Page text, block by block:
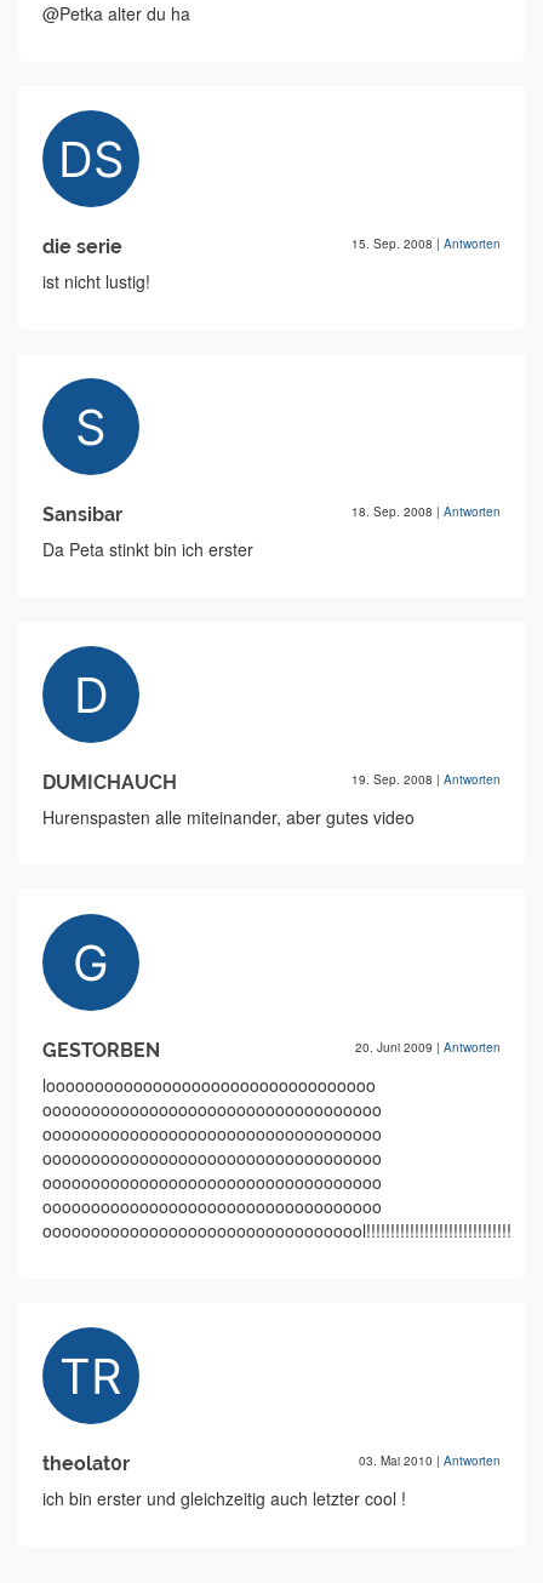
@Petka alter du ha
die serie 15. Sep. 2008 | Antworten
ist nicht lustig!
Sansibar 18. Sep. 2008 | Antworten
Da Peta stinkt bin ich erster
DUMICHAUCH 19. Sep. 2008 | Antworten
Hurenspasten alle miteinander, aber gutes video
GESTORBEN 20. Juni 2009 | Antworten
loooooooooooooooooooooooooooooooooo
ooooooooooooooooooooooooooooooooooo
ooooooooooooooooooooooooooooooooooo
ooooooooooooooooooooooooooooooooooo
ooooooooooooooooooooooooooooooooooo
ooooooooooooooooooooooooooooooooooo
theolat0r 03. Mai 2010 | Antworten
ich bin erster und gleichzeitig auch letzter cool !